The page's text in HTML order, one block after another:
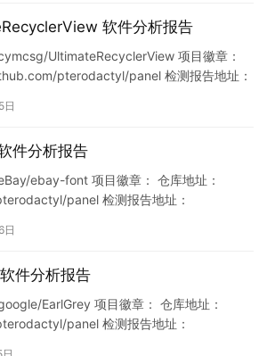
软件分析报告
UltimateRecyclerView 项目徽章：
pterodactyl/panel 检测报告地址：
此报告由Mu…
日
件分析报告
ebay-font 项目徽章： 仓库地址：
panel 检测报告地址：
此报告由Murphysec提供 漏洞
日
件分析报告
EarlGrey 项目徽章： 仓库地址：
panel 检测报告地址：